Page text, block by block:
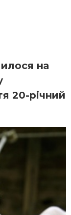
на
20-річний